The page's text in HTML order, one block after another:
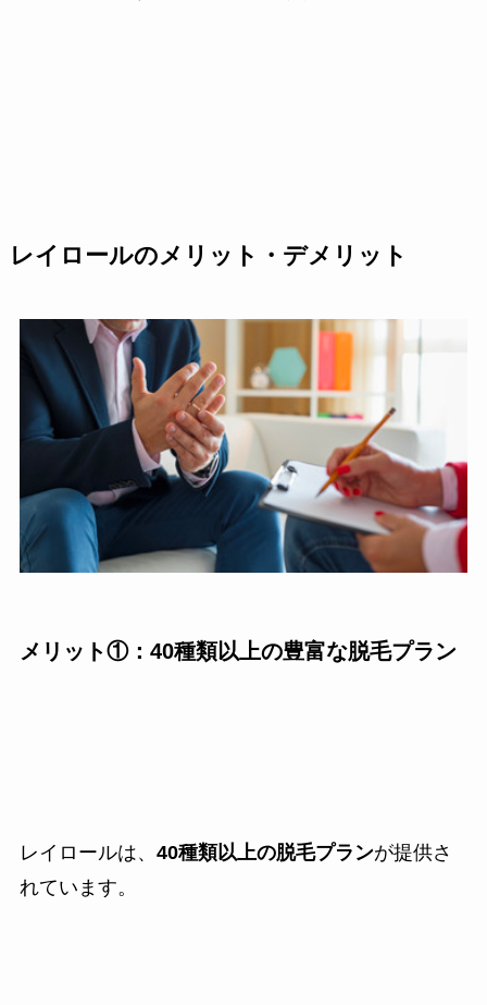
レイロールのメリット・デメリット
メリット①：40種類以上の豊富な脱毛プラン
レイロールは、 40種類以上の脱毛プランが提供さ
れています。